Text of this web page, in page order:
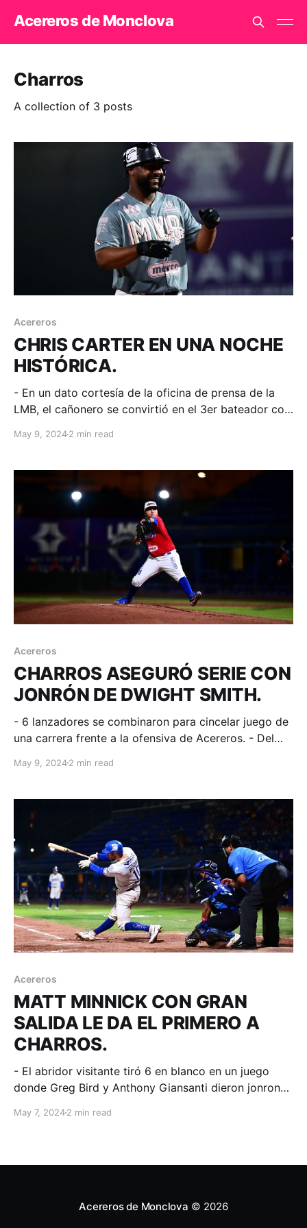
Acereros de Monclova
Charros
A collection of 3 posts
Acereros
CHRIS CARTER EN UNA NOCHE
HISTÓRICA.
- En un dato cortesía de la oficina de prensa de la
LMB, el cañonero se convirtió en el 3er bateador con
Béisbol y en Grandes Ligas. Monclova, Coahuila; 09
May 9, 20242 min read
Acereros
CHARROS ASEGURÓ SERIE CON
JONRÓN DE DWIGHT SMITH.
- 6 lanzadores se combinaron para cincelar juego de
una carrera frente a la ofensiva de Acereros. - Del
cuadrangular. Monclova, Coahuila; 08 de mayo.
innings de par de corredores en circulación, pero el
batazo oportuno no
May 9, 20242 min read
Acereros
MATT MINNICK CON GRAN
SALIDA LE DA EL PRIMERO A
CHARROS.
- El abridor visitante tiró 6 en blanco en un juego
donde Greg Bird y Anthony Giansanti dieron jonrones
reapareció en lineup y se fue de 3-2. Monclova,
May 7, 20242 min read
Acereros de Monclova © 2026